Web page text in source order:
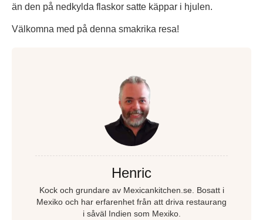
än den på nedkylda flaskor satte käppar i hjulen.
Välkomna med på denna smakrika resa!
Henric
Kock och grundare av Mexicankitchen.se. Bosatt i
Mexiko och har erfarenhet från att driva restaurang
i såväl Indien som Mexiko.